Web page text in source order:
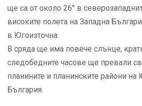
ще са от около 26° в
високите полета на Западна
в Югоизточна.
В сряда ще има повече слънце,
следобедните часове ще превали
планините и планинските райони на
България.